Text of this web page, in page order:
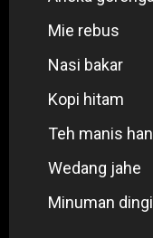
Mie rebus
Nasi bakar
Kopi hitam
Teh manis
Wedang jahe
Minuman